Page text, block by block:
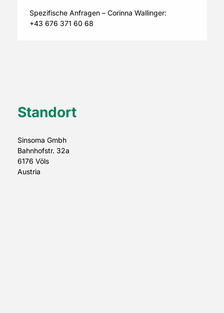
Spezifische Anfragen – Corinna Wallinger:
+43 676 371 60 68
Standort
Sinsoma Gmbh
Bahnhofstr. 32a
6176 Völs
Austria